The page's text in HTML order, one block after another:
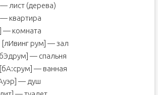
лист (дерева)
квартира
— комната
[лИвинг рум] — зал
— спальня
— ванная
— душ